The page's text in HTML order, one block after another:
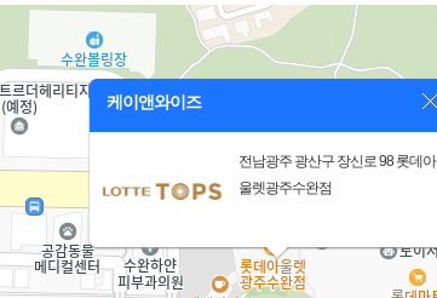
케이앤와이즈
전남광주 광산구 장신로 98 롯데아
울렛광주수완점